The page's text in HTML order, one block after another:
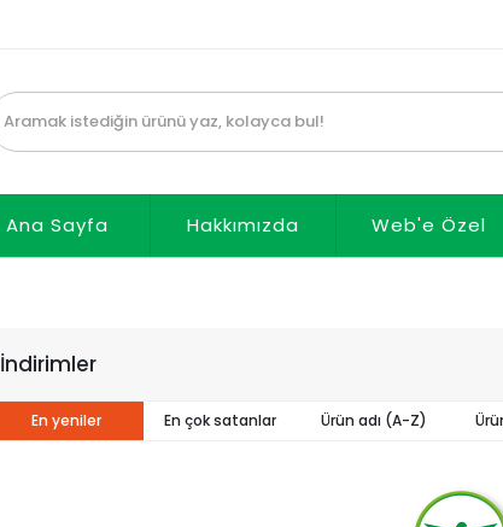
Ana Sayfa Hakkımızda Web'e Özel
İndirimler
En yeniler En çok satanlar Ürün adı (A-Z)